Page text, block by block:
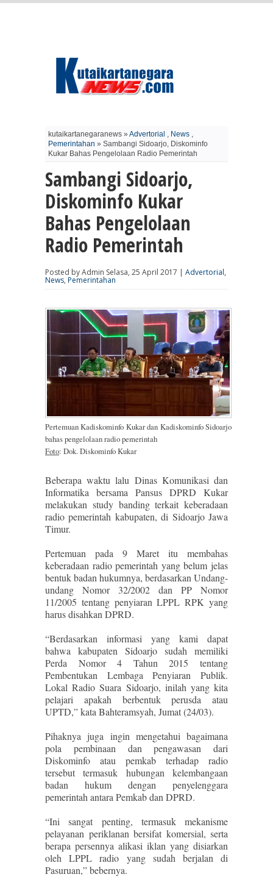
kutaikartanegaranews » Advertorial , News ,
Pemerintahan » Sambangi Sidoarjo, Diskominfo
Kukar Bahas Pengelolaan Radio Pemerintah
Sambangi Sidoarjo,
Diskominfo Kukar
Bahas Pengelolaan
Radio Pemerintah
Posted by Admin Selasa, 25 April 2017 | Advertorial,
News, Pemerintahan
Pertemuan Kadiskominfo Kukar dan Kadiskominfo Sidoarjo
bahas pengelolaan radio pemerintah
Foto: Dok. Diskominfo Kukar
Beberapa waktu lalu Dinas Komunikasi dan
Informatika bersama Pansus DPRD Kukar
melakukan study banding terkait keberadaan
radio pemerintah kabupaten, di Sidoarjo Jawa
Timur.
Pertemuan pada 9 Maret itu membahas
keberadaan radio pemerintah yang belum jelas
bentuk badan hukumnya, berdasarkan Undang-
undang Nomor 32/2002 dan PP Nomor
11/2005 tentang penyiaran LPPL RPK yang
harus disahkan DPRD.
“Berdasarkan informasi yang kami dapat
bahwa kabupaten Sidoarjo sudah memiliki
Perda Nomor 4 Tahun 2015 tentang
Pembentukan Lembaga Penyiaran Publik.
Lokal Radio Suara Sidoarjo, inilah yang kita
pelajari apakah berbentuk perusda atau
UPTD,” kata Bahteramsyah, Jumat (24/03).
Pihaknya juga ingin mengetahui bagaimana
pola pembinaan dan pengawasan dari
Diskominfo atau pemkab terhadap radio
tersebut termasuk hubungan kelembangaan
badan hukum dengan penyelenggara
pemerintah antara Pemkab dan DPRD.
“Ini sangat penting, termasuk mekanisme
pelayanan periklanan bersifat komersial, serta
berapa persennya alikasi iklan yang disiarkan
oleh LPPL radio yang sudah berjalan di
Pasuruan,” bebernya.